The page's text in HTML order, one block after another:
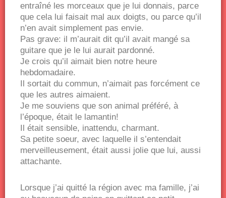
entraîné les morceaux que je lui donnais, parce
que cela lui faisait mal aux doigts, ou parce qu’il
n’en avait simplement pas envie.
Pas grave: il m’aurait dit qu’il avait mangé sa
guitare que je le lui aurait pardonné.
Je crois qu’il aimait bien notre heure
hebdomadaire.
Il sortait du commun, n’aimait pas forcément ce
que les autres aimaient.
Je me souviens que son animal préféré, à
l’époque, était le lamantin!
Il était sensible, inattendu, charmant.
Sa petite soeur, avec laquelle il s’entendait
merveilleusement, était aussi jolie que lui, aussi
attachante.
Lorsque j’ai quitté la région avec ma famille, j’ai